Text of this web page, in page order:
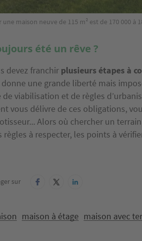
maison neuve de 115 m² est de 170 000 à
été un rêve ?
devez franchir plusieurs étapes à
une grande liberté mais
viabilisation et de règles
vous délivre de ces obligations,
Alors où chercher un
à respecter, les points à
sur
maison à étage maison avec